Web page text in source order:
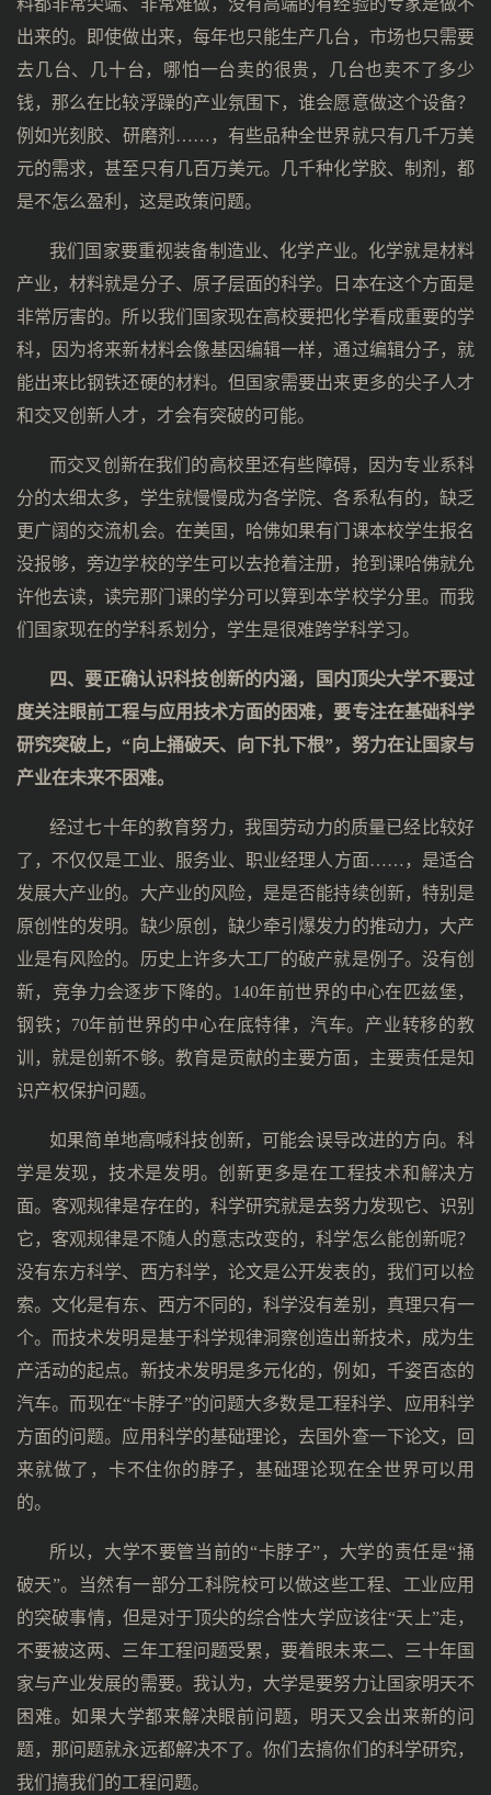
料都非常尖端、非常难做，没有高端的有经验的专家是做不
出来的。即使做出来，每年也只能生产几台，市场也只需要
去几台、几十台，哪怕一台卖的很贵，几台也卖不了多少
钱，那么在比较浮躁的产业氛围下，谁会愿意做这个设备？
例如光刻胶、研磨剂……，有些品种全世界就只有几千万美
元的需求，甚至只有几百万美元。几千种化学胶、制剂，都
是不怎么盈利，这是政策问题。
我们国家要重视装备制造业、化学产业。化学就是材料
产业，材料就是分子、原子层面的科学。日本在这个方面是
非常厉害的。所以我们国家现在高校要把化学看成重要的学
科，因为将来新材料会像基因编辑一样，通过编辑分子，就
能出来比钢铁还硬的材料。但国家需要出来更多的尖子人才
和交叉创新人才，才会有突破的可能。
而交叉创新在我们的高校里还有些障碍，因为专业系科
分的太细太多，学生就慢慢成为各学院、各系私有的，缺乏
更广阔的交流机会。在美国，哈佛如果有门课本校学生报名
没报够，旁边学校的学生可以去抢着注册，抢到课哈佛就允
许他去读，读完那门课的学分可以算到本学校学分里。而我
们国家现在的学科系划分，学生是很难跨学科学习。
四、要正确认识科技创新的内涵，国内顶尖大学不要过
度关注眼前工程与应用技术方面的困难，要专注在基础科学
研究突破上，“向上捅破天、向下扎下根”，努力在让国家与
产业在未来不困难。
经过七十年的教育努力，我国劳动力的质量已经比较好
了，不仅仅是工业、服务业、职业经理人方面……，是适合
发展大产业的。大产业的风险，是是否能持续创新，特别是
原创性的发明。缺少原创，缺少牵引爆发力的推动力，大产
业是有风险的。历史上许多大工厂的破产就是例子。没有创
新，竞争力会逐步下降的。140年前世界的中心在匹兹堡，
钢铁；70年前世界的中心在底特律，汽车。产业转移的教
训，就是创新不够。教育是贡献的主要方面，主要责任是知
识产权保护问题。
如果简单地高喊科技创新，可能会误导改进的方向。科
学是发现，技术是发明。创新更多是在工程技术和解决方
面。客观规律是存在的，科学研究就是去努力发现它、识别
它，客观规律是不随人的意志改变的，科学怎么能创新呢？
没有东方科学、西方科学，论文是公开发表的，我们可以检
索。文化是有东、西方不同的，科学没有差别，真理只有一
个。而技术发明是基于科学规律洞察创造出新技术，成为生
产活动的起点。新技术发明是多元化的，例如，千姿百态的
汽车。而现在“卡脖子”的问题大多数是工程科学、应用科学
方面的问题。应用科学的基础理论，去国外查一下论文，回
来就做了，卡不住你的脖子，基础理论现在全世界可以用
的。
所以，大学不要管当前的“卡脖子”，大学的责任是“捅
破天”。当然有一部分工科院校可以做这些工程、工业应用
的突破事情，但是对于顶尖的综合性大学应该往“天上”走，
不要被这两、三年工程问题受累，要着眼未来二、三十年国
家与产业发展的需要。我认为，大学是要努力让国家明天不
困难。如果大学都来解决眼前问题，明天又会出来新的问
题，那问题就永远都解决不了。你们去搞你们的科学研究，
我们搞我们的工程问题。